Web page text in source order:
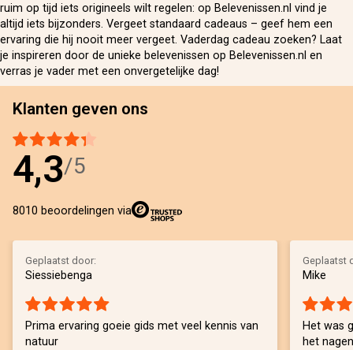
ruim op tijd iets origineels wilt regelen: op Belevenissen.nl vind je
altijd iets bijzonders. Vergeet standaard cadeaus – geef hem een
ervaring die hij nooit meer vergeet. Vaderdag cadeau zoeken? Laat
je inspireren door de unieke belevenissen op Belevenissen.nl en
verras je vader met een onvergetelijke dag!
Klanten geven ons
4,3/5
8010 beoordelingen via
Geplaatst door:
Siessiebenga
Prima ervaring goeie gids met veel kennis van
natuur
Geplaatst
Mike
Het was
het